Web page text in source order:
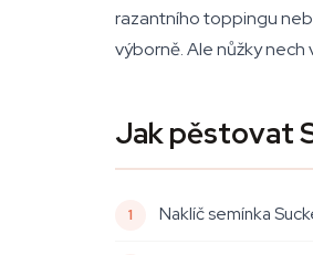
razantního toppingu
výborně. Ale nůžky nech
Jak pěstovat
Naklíč semínka